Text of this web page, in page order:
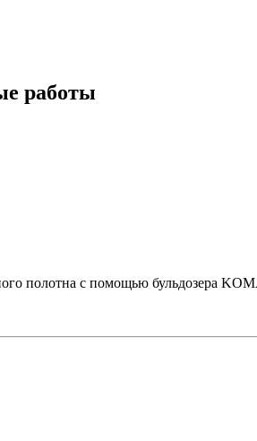
работы
полотна с помощью бульдозера